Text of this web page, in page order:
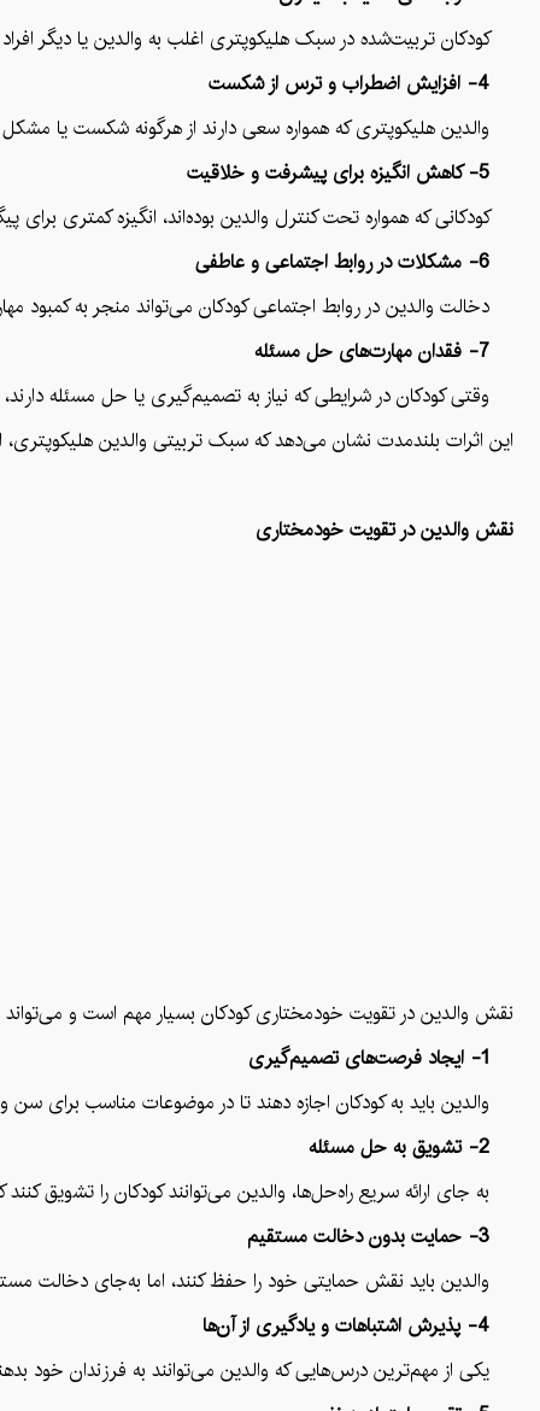
کودکان تربیت‌شده در سبک هلیکوپتری اغلب به والدین یا دیگر
والدین هلیکوپتری که همواره سعی دارند از هرگونه شکست یا
کودکانی که همواره تحت کنترل والدین بوده‌اند، انگیزه کمتری
دخالت والدین در روابط اجتماعی کودکان می‌تواند منجر به کمبود
وقتی کودکان در شرایطی که نیاز به تصمیم‌گیری یا حل مسئله
این اثرات بلندمدت نشان می‌دهد که سبک تربیتی والدین
نقش والدین در تقویت خودمختاری
نقش والدین در تقویت خودمختاری کودکان بسیار مهم است و می‌تواند
والدین باید به کودکان اجازه دهند تا در موضوعات مناسب برای
به جای ارائه سریع راه‌حل‌ها، والدین می‌توانند کودکان را تشویق
والدین باید نقش حمایتی خود را حفظ کنند، اما به‌جای دخالت
یکی از مهم‌ترین درس‌هایی که والدین می‌توانند به فرزندان خود